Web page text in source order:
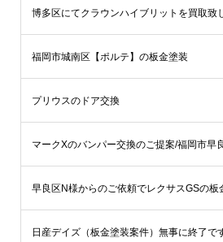
博多区にてクラウンハイブリットを買取致
福岡市城南区【ポルテ】の板金塗装
プリウスのドア交換
マークXのバンパー交換のご提案/福岡市早
早良区N様からのご依頼でレクサスGSの板
日産デイズ（板金塗装案件）無事に終了で